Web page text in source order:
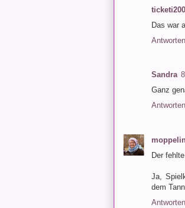
Das war
Antworten
Sandra
Ganz
Antworten
Der
Ja,
dem
Antworten